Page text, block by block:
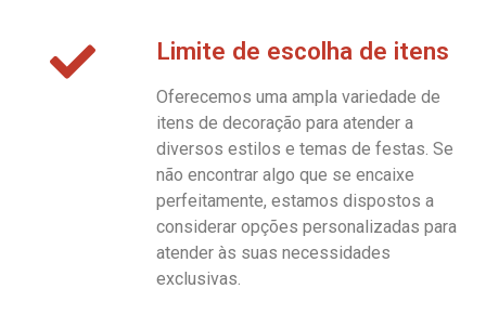
Limite de escolha de itens
Oferecemos uma ampla variedade de
itens de decoração para atender a
diversos estilos e temas de festas. Se
não encontrar algo que se encaixe
perfeitamente, estamos dispostos a
considerar opções personalizadas para
atender às suas necessidades
exclusivas.